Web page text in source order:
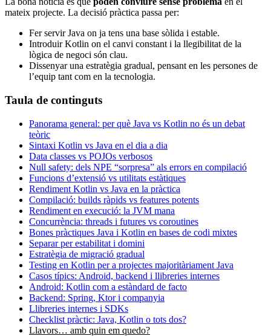
mateix projecte. La decisió pràctica passa per:
Fer servir Java on ja tens una base sòlida i estable.
Introduir Kotlin on el canvi constant i la llegibilitat de la
lògica de negoci són clau.
Dissenyar una estratègia gradual, pensant en les persones de
l’equip tant com en la tecnologia.
Taula de continguts
Panorama general: per què Java vs Kotlin no és un debat
teòric
Sintaxi Kotlin vs Java en el dia a dia
Data classes vs POJOs verbosos
Null safety: dels NPE “sorpresa” als errors en compilació
Funcions d’extensió vs utilitats estàtiques
Rendiment Kotlin vs Java en la pràctica
Compilació: builds ràpids vs features potents
Rendiment en execució: la JVM mana
Concurrència: threads i futures vs coroutines
Bones pràctiques Java i Kotlin en bases de codi mixtes
Separar per estabilitat i domini
Estratègia de migració gradual
Testing en Kotlin per a projectes majoritàriament Java
Casos típics: Android, backend i llibreries internes
Android: Kotlin com a estàndard de facto
Backend: Spring, Ktor i companyia
Llibreries internes i SDKs
Checklist pràctic: Java, Kotlin o tots dos?
Llavors… amb quin em quedo?